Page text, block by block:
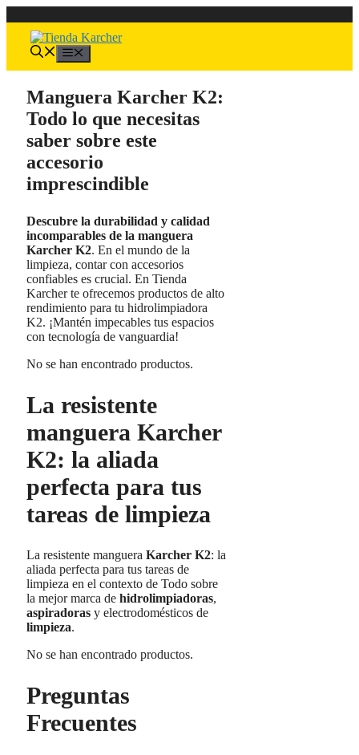
al
contenido
Manguera Karcher K2:
Todo lo que necesitas
saber sobre este
accesorio
imprescindible
Descubre la durabilidad y calidad
incomparables de la manguera
Karcher K2. En el mundo de la
limpieza, contar con accesorios
confiables es crucial. En Tienda
Karcher te ofrecemos productos de alto
rendimiento para tu hidrolimpiadora
K2. ¡Mantén impecables tus espacios
con tecnología de vanguardia!
No se han encontrado productos.
La resistente
manguera Karcher
K2: la aliada
perfecta para tus
tareas de limpieza
La resistente manguera Karcher K2: la
aliada perfecta para tus tareas de
limpieza en el contexto de Todo sobre
la mejor marca de hidrolimpiadoras,
aspiradoras y electrodomésticos de
limpieza.
No se han encontrado productos.
Preguntas
Frecuentes